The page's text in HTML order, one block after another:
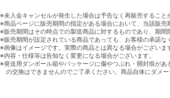
※未入金キャンセルが発生した場合は予告なく再販売すること
※商品ページに販売期間の指定がある場合において、当該販
※販売期間はその時点での製造商品に対するものであり、期間
※販売期間が設定されている商品であっても、お客様の承諾な
※画像はイメージです。実際の商品とは異なる場合がございま
※内容・仕様等は告知なく変更になる場合がございます。
※発送用ダンボール箱やパッケージに傷やつぶれ・開封痕が
の交換はできませんのでご了承ください。商品自体にダメ